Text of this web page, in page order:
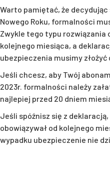
Warto pamiętać, że
Nowego Roku, formalności
Zwykle tego typu rozwiązania
kolejnego miesiąca, a
ubezpieczenia musimy
Jeśli chcesz, aby Twój
2023r. formalności należy
najlepiej przed 20 dniem
Jeśli spóźnisz się z
obowiązywał od kolejnego
wypadku ubezpieczenie nie